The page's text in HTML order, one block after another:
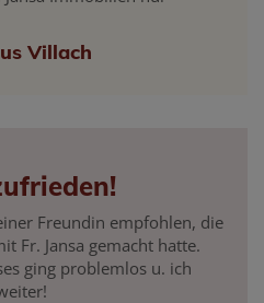
Villach
Freundin empfohlen, die
Fr. Jansa gemacht hatte.
ging problemlos u. ich